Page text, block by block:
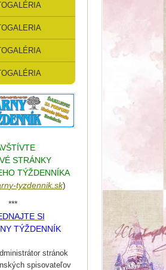
STRÁNKY
TÝŽDENNÍKA
y-tyzdennik.sk)
***
SI
TÝŽDENNÍK
stránok
spisovateľov